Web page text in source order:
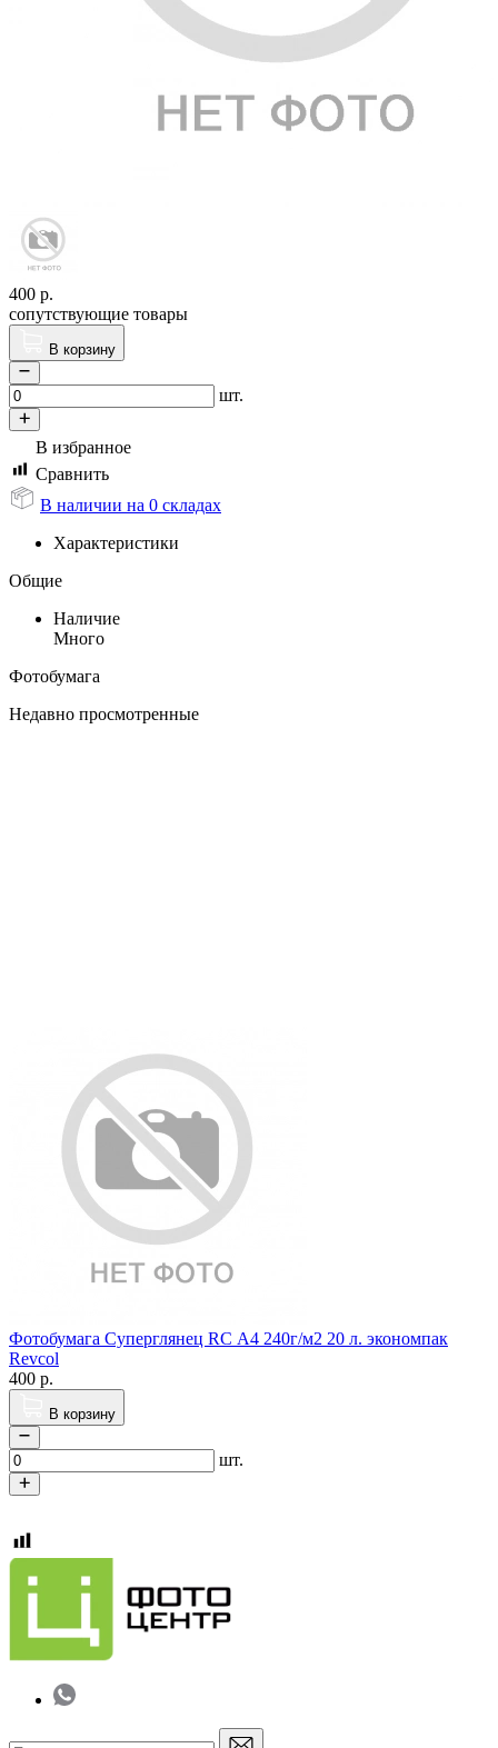
400 р.
сопутствующие товары
В корзину
шт.
В избранное
Сравнить
В наличии на 0 складах
Характеристики
Общие
Наличие
Много
Фотобумага
Недавно просмотренные
Фотобумага Суперглянец RC А4 240г/м2 20 л. экономпак
Revcol
400 р.
В корзину
шт.